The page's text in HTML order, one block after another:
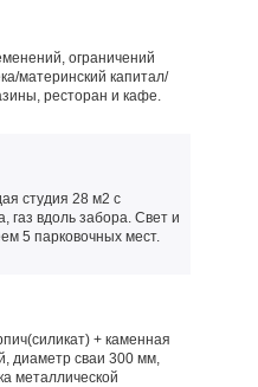
ограничений
материнский капитал/
ресторан и кафе.
студия 28 м2 с
газ вдоль забора. Свет и
5 парковочных мест.
+ каменная
диаметр сваи 300 мм,
металлической